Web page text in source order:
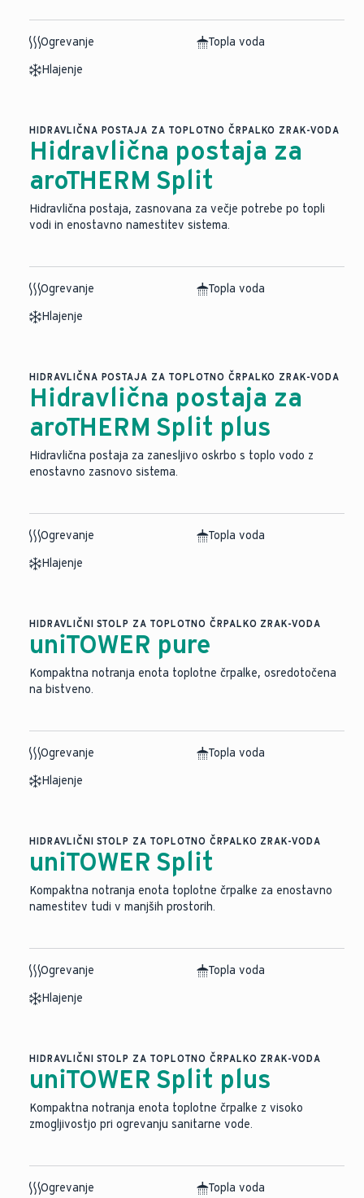
Ogrevanje
Topla voda
Hlajenje
HIDRAVLIČNA POSTAJA ZA TOPLOTNO ČRPALKO ZRAK-VODA
Hidravlična postaja za
aroTHERM Split
Hidravlična postaja, zasnovana za večje potrebe po topli
vodi in enostavno namestitev sistema.
Ogrevanje
Topla voda
Hlajenje
HIDRAVLIČNA POSTAJA ZA TOPLOTNO ČRPALKO ZRAK-VODA
Hidravlična postaja za
aroTHERM Split plus
Hidravlična postaja za zanesljivo oskrbo s toplo vodo z
enostavno zasnovo sistema.
Ogrevanje
Topla voda
Hlajenje
HIDRAVLIČNI STOLP ZA TOPLOTNO ČRPALKO ZRAK-VODA
uniTOWER pure
Kompaktna notranja enota toplotne črpalke, osredotočena
na bistveno.
Ogrevanje
Topla voda
Hlajenje
HIDRAVLIČNI STOLP ZA TOPLOTNO ČRPALKO ZRAK-VODA
uniTOWER Split
Kompaktna notranja enota toplotne črpalke za enostavno
namestitev tudi v manjših prostorih.
Ogrevanje
Topla voda
Hlajenje
HIDRAVLIČNI STOLP ZA TOPLOTNO ČRPALKO ZRAK-VODA
uniTOWER Split plus
Kompaktna notranja enota toplotne črpalke z visoko
zmogljivostjo pri ogrevanju sanitarne vode.
Ogrevanje Topla voda